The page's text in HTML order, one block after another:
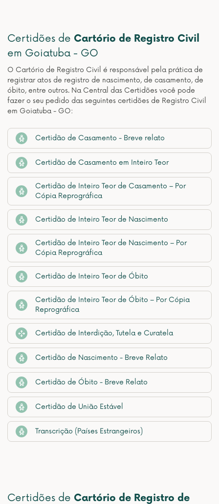
Certidões de Cartório de Registro Civil
em Goiatuba - GO
O Cartório de Registro Civil é responsável pela prática de
registrar atos de registro de nascimento, de casamento, de
óbito, entre outros. Na Central das Certidões você pode
fazer o seu pedido das seguintes certidões de Registro Civil
em Goiatuba - GO:
Certidão de Casamento - Breve relato
Certidão de Casamento em Inteiro Teor
Certidão de Inteiro Teor de Casamento – Por
Cópia Reprográfica
Certidão de Inteiro Teor de Nascimento
Certidão de Inteiro Teor de Nascimento – Por
Cópia Reprográfica
Certidão de Inteiro Teor de Óbito
Certidão de Inteiro Teor de Óbito – Por Cópia
Reprográfica
Certidão de Interdição, Tutela e Curatela
Certidão de Nascimento - Breve Relato
Certidão de Óbito - Breve Relato
Certidão de União Estável
Transcrição (Países Estrangeiros)
Certidões de Cartório de Registro de